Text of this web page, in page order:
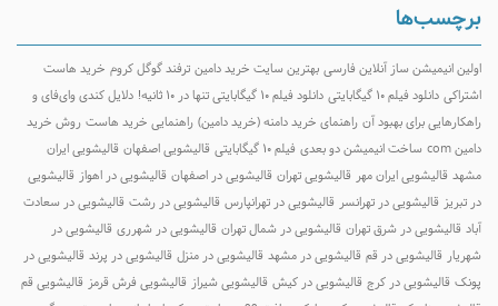
برچسب‌ها
اولین انیمیشن ساز آنلاین فارسی بهترین سایت خرید دامین ترفند گوگل کروم خرید هاست
اشتراکی دانلود فیلم ۱۰ گیگابایتی دانلود فیلم ۱۰ گیگابایتی تنها در ۱۰ ثانیه!
دلایل کندی وای‌فای و
راهکارهایی برای بهبود آن راهنمای خرید دامنه (خرید دامین) راهنمایی خرید هاست روش خرید
دامین com
ساخت انیمیشن دو بعدی فیلم ۱۰ گیگابایتی قالیشویی اصفهان قالیشویی ایران
مشهد قالیشویی ایران مهر قالیشویی تهران قالیشویی در اصفهان قالیشویی در اهواز قالیشویی
در تبریز قالیشویی در تهرانسر قالیشویی در تهرانپارس قالیشویی در رشت قالیشویی در سعادت
قالیشویی در شرق تهران قالیشویی در شمال تهران قالیشویی در شهرری قالیشویی در
شهریار قالیشویی در قم قالیشویی در مشهد قالیشویی در منزل قالیشویی در پرند قالیشویی در
پونک قالیشویی در کرج قالیشویی در کیش قالیشویی شیراز قالیشویی فرش قرمز قالیشویی قم